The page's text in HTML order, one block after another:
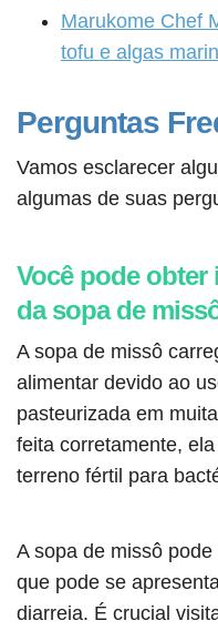
Marukome Chef
tofu e algas
Perguntas
Vamos esclarecer
algumas de suas
Você pode
da sopa de
A sopa de missô
alimentar devido ao
pasteurizada em
feita corretamente,
terreno fértil para
A sopa de missô
que pode se
diarreia. É crucial